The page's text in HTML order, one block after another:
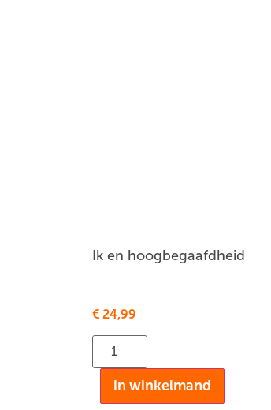
Ik en hoogbegaafdheid
€ 24,99
in winkelmand